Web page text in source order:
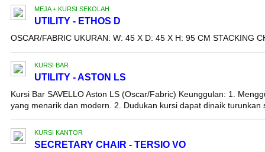
MEJA + KURSI SEKOLAH
UTILITY - ETHOS D
OSCAR/FABRIC UKURAN: W: 45 X D: 45 X H: 95 CM STACKING
KURSI BAR
UTILITY - ASTON LS
Kursi Bar SAVELLO Aston LS (Oscar/Fabric) Keunggulan: 1.
yang menarik dan modern. 2. Dudukan kursi dapat dinaik turunkan
KURSI KANTOR
SECRETARY CHAIR - TERSIO VO